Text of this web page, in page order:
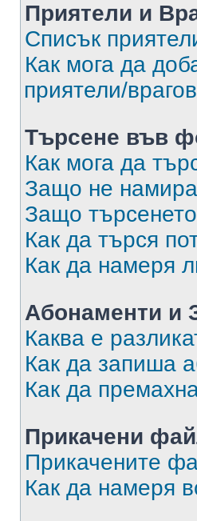
Приятели и
Списък
Как мога да
приятели/
Търсене във
Как мога да
Защо не
Защо
Как да търся
Как да намеря
Абонаменти и
Каква е
Как да запиша
Как да
Прикачени
Прикачените
Как да намеря